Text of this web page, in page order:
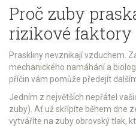
Proč zuby
rizikové faktory
Praskliny nevznikají vzduchem.
mechanického namáhání a
příčin vám pomůže předejít
Jedním z největších nepřátel
zuby). Ať už skřípíte během dne
vytváříte na zuby obrovský tlak,